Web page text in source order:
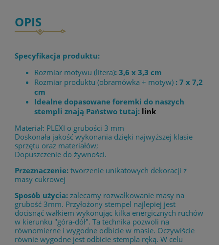
OPIS
Specyfikacja produktu:
Rozmiar motywu (litera): 3,6 x 3,3 cm
Rozmiar produktu (obramówka + motyw) : 7 x 7,2
cm
Idealne dopasowane foremki do naszych
stempli znają Państwo tutaj: link
Materiał: PLEXI o grubości 3 mm
Doskonała jakość wykonania dzięki najwyższej klasie
sprzętu oraz materiałów;
Dopuszczenie do żywności.
Przeznaczenie: tworzenie unikatowych dekoracji z
masy cukrowej
Sposób użycia: zalecamy rozwałkowanie masy na
grubość 3mm. Przyłożony stempel najlepiej jest
docisnąć wałkiem wykonując kilka energicznych ruchów
w kierunku "góra-dół". Ta technika pozwoli na
równomierne i wygodne odbicie w masie. Oczywiście
równie wygodne jest odbicie stempla ręką. W celu